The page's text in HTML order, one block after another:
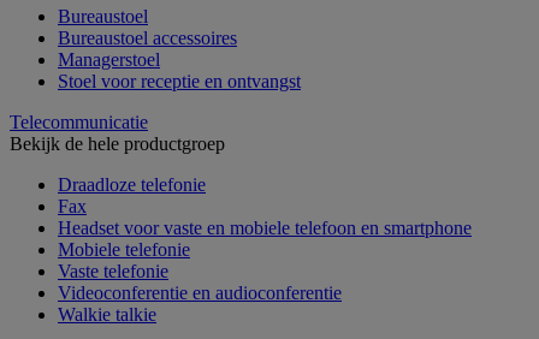
Bureaustoel
Bureaustoel accessoires
Managerstoel
Stoel voor receptie en ontvangst
Telecommunicatie
Bekijk de hele productgroep
Draadloze telefonie
Fax
Headset voor vaste en mobiele telefoon en smartphone
Mobiele telefonie
Vaste telefonie
Videoconferentie en audioconferentie
Walkie talkie